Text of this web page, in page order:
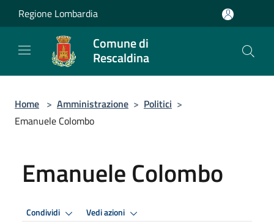
Salta al contenuto principale
Regione Lombardia
Comune di
Rescaldina
Home > Amministrazione > Politici >
Emanuele Colombo
Emanuele Colombo
Condividi Vedi azioni